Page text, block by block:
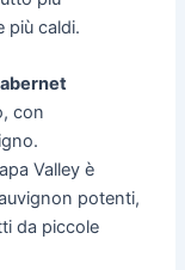
più caldi.
con
Valley è
potenti,
da piccole